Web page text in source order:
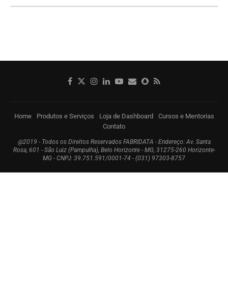
Home Produtos e Serviços Loja de Dashboard
Cursos e Mentorias
Contato
@2019 - Todos os Direitos Reservados FABRIDATA - Endereço: Av. Santa
Rosa, 601 - São Luiz (Pampulha), Belo Horizonte - MG, 31275-260 Horizonte-
MG - CNPJ: 39.751.591/0001-74 - (031) 97303-8757